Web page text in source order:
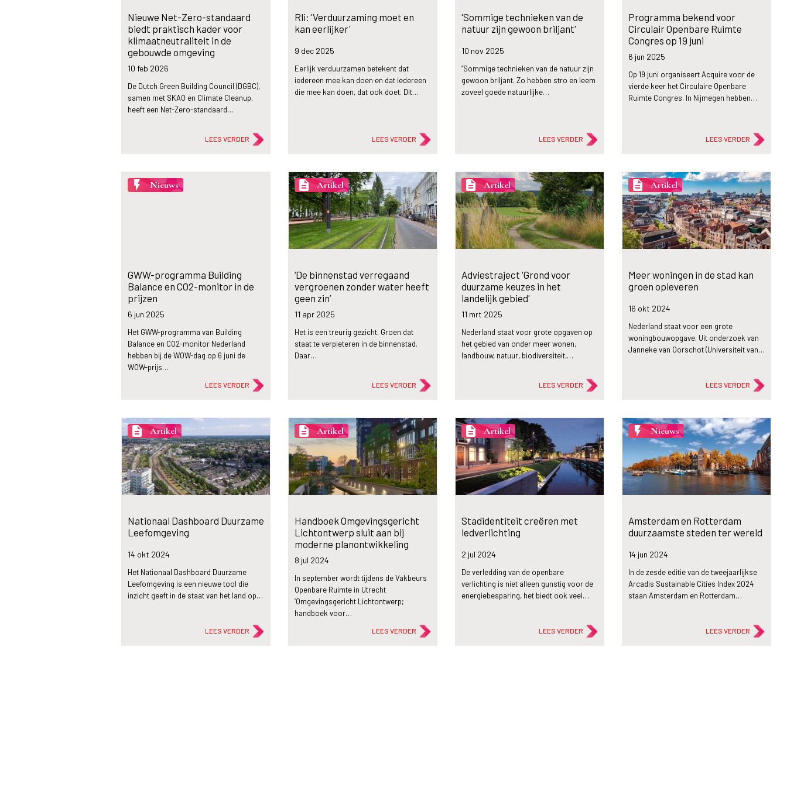
Nieuwe Net-Zero-standaard
biedt praktisch kader voor
klimaatneutraliteit in de
gebouwde omgeving
10 feb 2026
De Dutch Green Building Council (DGBC),
samen met SKAO en Climate Cleanup,
heeft een Net-Zero-standaard…
LEES VERDER
Rli: 'Verduurzaming moet en
kan eerlijker'
9 dec 2025
Eerlijk verduurzamen betekent dat
iedereen mee kan doen en dat iedereen
die mee kan doen, dat ook doet. Dit…
LEES VERDER
'Sommige technieken van de
natuur zijn gewoon briljant'
10 nov 2025
“Sommige technieken van de natuur zijn
gewoon briljant. Zo hebben stro en leem
zoveel goede natuurlijke…
LEES VERDER
Programma bekend voor
Circulair Openbare Ruimte
Congres op 19 juni
6 jun 2025
Op 19 juni organiseert Acquire voor de
vierde keer het Circulaire Openbare
Ruimte Congres. In Nijmegen hebben…
LEES VERDER
flash_on Nieuws
GWW-programma Building
Balance en CO2-monitor in de
prijzen
6 jun 2025
Het GWW-programma van Building
Balance en CO2-monitor Nederland
hebben bij de WOW-dag op 6 juni de
WOW-prijs…
LEES VERDER
description Artikel
‘De binnenstad verregaand
vergroenen zonder water heeft
geen zin’
11 apr 2025
Het is een treurig gezicht. Groen dat
staat te verpieteren in de binnenstad.
Daar…
LEES VERDER
description Artikel
Adviestraject 'Grond voor
duurzame keuzes in het
landelijk gebied'
11 mrt 2025
Nederland staat voor grote opgaven op
het gebied van onder meer wonen,
landbouw, natuur, biodiversiteit,…
LEES VERDER
description Artikel
Meer woningen in de stad kan
groen opleveren
16 okt 2024
Nederland staat voor een grote
woningbouwopgave. Uit onderzoek van
Janneke van Oorschot (Universiteit van…
LEES VERDER
description Artikel
Nationaal Dashboard Duurzame
Leefomgeving
14 okt 2024
Het Nationaal Dashboard Duurzame
Leefomgeving is een nieuwe tool die
inzicht geeft in de staat van het land op…
LEES VERDER
description Artikel
Handboek Omgevingsgericht
Lichtontwerp sluit aan bij
moderne planontwikkeling
8 jul 2024
In september wordt tijdens de Vakbeurs
Openbare Ruimte in Utrecht
‘Omgevingsgericht Lichtontwerp;
handboek voor…
LEES VERDER
description Artikel
Stadidentiteit creëren met
ledverlichting
2 jul 2024
De verledding van de openbare
verlichting is niet alleen gunstig voor de
energiebesparing, het biedt ook veel…
LEES VERDER
flash_on Nieuws
Amsterdam en Rotterdam
duurzaamste steden ter wereld
14 jun 2024
In de zesde editie van de tweejaarlijkse
Arcadis Sustainable Cities Index 2024
staan Amsterdam en Rotterdam…
LEES VERDER